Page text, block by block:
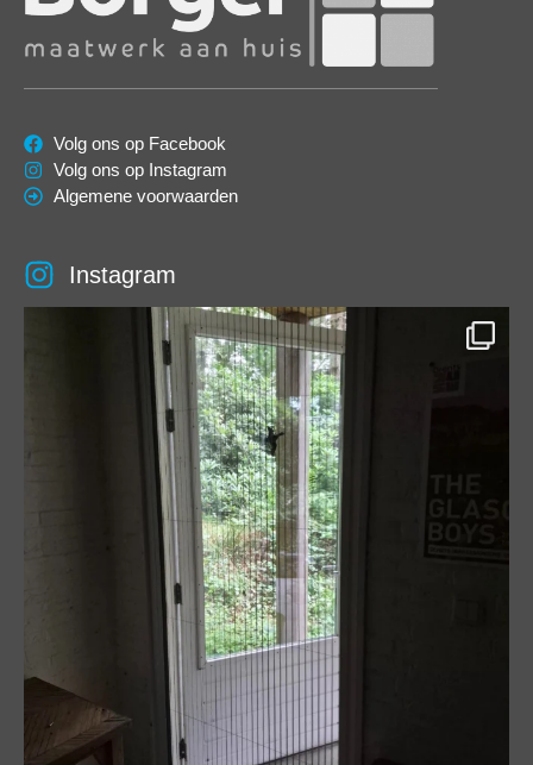
Volg ons op Facebook
Volg ons op Instagram
Algemene voorwaarden
Instagram